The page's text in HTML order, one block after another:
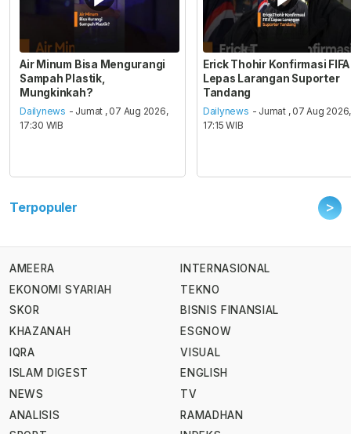
Air Minum Bisa Mengurangi
Sampah Plastik,
Mungkinkah?
Dailynews - Jumat , 07 Aug 2026,
17:30 WIB
Erick Thohir Konfirmasi FIFA
Lepas Larangan Suporter
Tandang
Dailynews - Jumat , 07 Aug 2026,
17:15 WIB
Terpopuler >
AMEERA
EKONOMI SYARIAH
SKOR
KHAZANAH
IQRA
ISLAM DIGEST
NEWS
ANALISIS
INTERNASIONAL
TEKNO
BISNIS FINANSIAL
ESGNOW
VISUAL
ENGLISH
TV
RAMADHAN